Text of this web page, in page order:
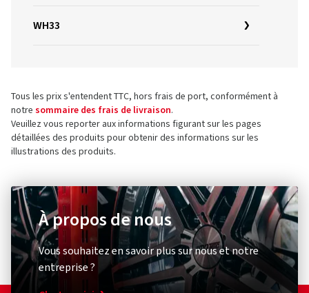
WH33
Tous les prix s'entendent TTC, hors frais de port, conformément à
notre sommaire des frais de livraison.
Veuillez vous reporter aux informations figurant sur les pages
détaillées des produits pour obtenir des informations sur les
illustrations des produits.
À propos de nous
Vous souhaitez en savoir plus sur nous et notre
entreprise ?